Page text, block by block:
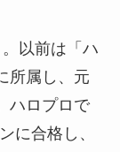
以前は「ハ
所属し、元
ハロプロで
に合格し、